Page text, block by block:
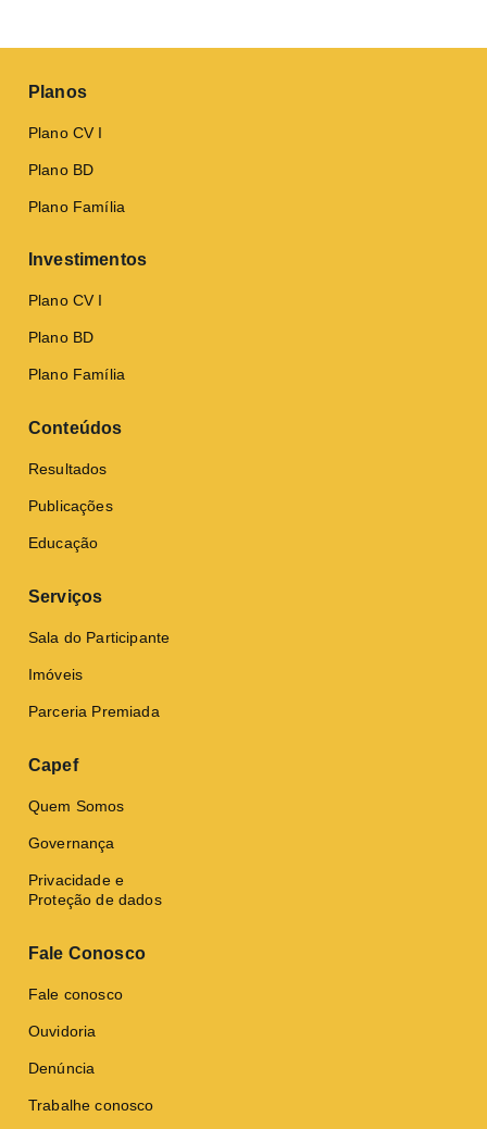
Planos
Plano CV I
Plano BD
Plano Família
Investimentos
Plano CV I
Plano BD
Plano Família
Conteúdos
Resultados
Publicações
Educação
Serviços
Sala do Participante
Imóveis
Parceria Premiada
Capef
Quem Somos
Governança
Privacidade e
Proteção de dados
Fale Conosco
Fale conosco
Ouvidoria
Denúncia
Trabalhe conosco